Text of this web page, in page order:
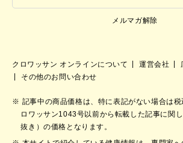
メルマガ解除
クロワッサン オンラインについて 運営会社
その他のお問い合わせ
記事中の商品価格は、特に表記がない場合は
ロワッサン1043号以前から転載した記事に関
抜き）の価格となります。